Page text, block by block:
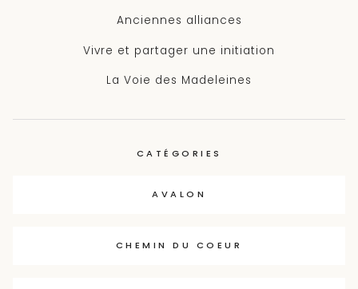
Anciennes alliances
Vivre et partager une initiation
La Voie des Madeleines
CATÉGORIES
AVALON
CHEMIN DU COEUR